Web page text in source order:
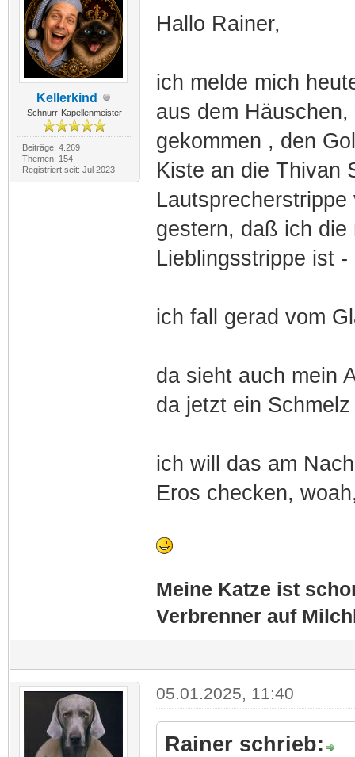
Kellerkind
Schnurr-Kapellenmeister
Beiträge: 4.269
Themen: 154
Registriert seit: Jul 2023
Hallo Rainer,
ich melde mich
aus dem
gekommen , den
Kiste an die Thivan
gestern, daß ich
Lieblingsstrippe ist -
ich fall gerad vom
da sieht auch mein
da jetzt ein
ich will das am
Eros checken,
Meine Katze ist
Verbrenner auf
05.01.2025, 11:40
Rainer schrieb: